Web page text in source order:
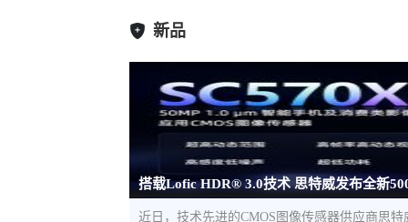
新品
搭载Lofic HDR® 3.0技术 思特威发布全新
近日，技术先进的CMOS图像传感器供应商思特